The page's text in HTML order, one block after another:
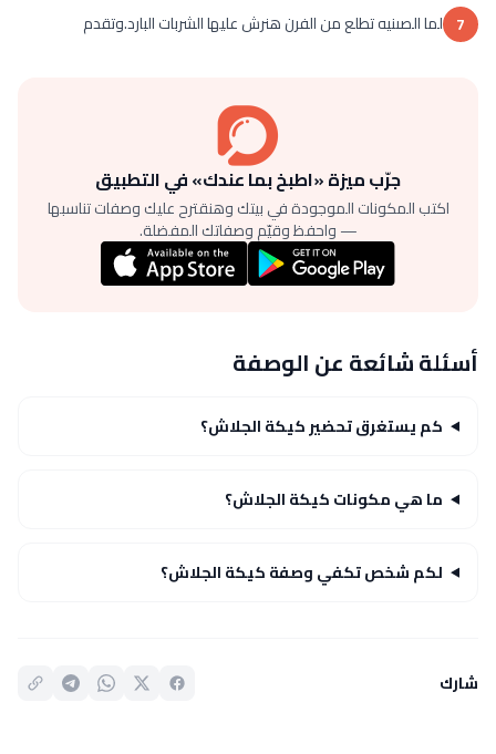
7 لما الصىنيه تطلع من الفرن هنرش عليها الشربات البارد.وتقدم
جرّب ميزة «اطبخ بما عندك» في التطبيق
اكتب المكونات الموجودة في بيتك وهنقترح عليك وصفات تناسبها
— واحفظ وقيّم وصفاتك المفضلة.
أسئلة شائعة عن الوصفة
كم يستغرق تحضير كيكة الجلاش؟
ما هي مكونات كيكة الجلاش؟
لكم شخص تكفي وصفة كيكة الجلاش؟
شارك